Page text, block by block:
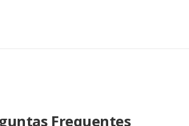
Frequentes